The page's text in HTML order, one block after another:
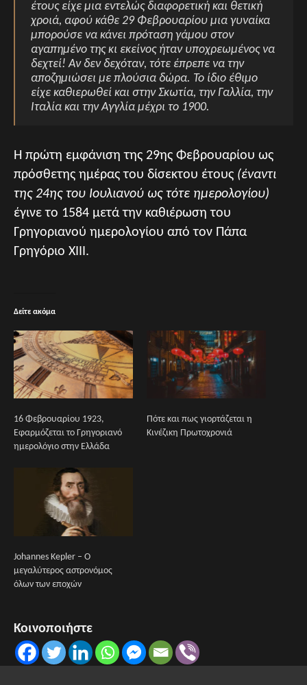
έτους είχε μια εντελώς διαφορετική και θετική
χροιά, αφού κάθε 29 Φεβρουαρίου μια γυναίκα
μπορούσε να κάνει πρόταση γάμου στον
αγαπημένο της κι εκείνος ήταν υποχρεωμένος να
δεχτεί! Αν δεν δεχόταν, τότε έπρεπε να την
αποζημιώσει με πλούσια δώρα. Το ίδιο έθιμο
είχε καθιερωθεί και στην Σκωτία, την Γαλλία, την
Ιταλία και την Αγγλία μέχρι το 1900.
Η πρώτη εμφάνιση της 29ης Φεβρουαρίου ως
πρόσθετης ημέρας του δίσεκτου έτους (έναντι
της 24ης του Ιουλιανού ως τότε ημερολογίου)
έγινε το 1584 μετά την καθιέρωση του
Γρηγοριανού ημερολογίου από τον Πάπα
Γρηγόριο ΧΙΙΙ.
Δείτε ακόμα
16 Φεβρουαρίου 1923,
Εφαρμόζεται το Γρηγοριανό
ημερολόγιο στην Ελλάδα
Πότε και πως γιορτάζεται η
Κινέζικη Πρωτοχρονιά
Johannes Kepler – Ο
μεγαλύτερος αστρονόμος
όλων των εποχών
Κοινοποιήστε